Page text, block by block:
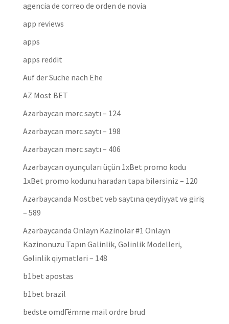
agencia de correo de orden de novia
app reviews
apps
apps reddit
Auf der Suche nach Ehe
AZ Most BET
Azərbaycan mərc saytı – 124
Azərbaycan mərc saytı – 198
Azərbaycan mərc saytı – 406
Azərbaycan oyunçuları üçün 1xBet promo kodu
1xBet promo kodunu haradan tapa bilərsiniz – 120
Azərbaycanda Mostbet veb saytına qeydiyyat və giriş
– 589
Azərbaycanda Onlayn Kazinolar #1 Onlayn
Kazinonuzu Tapın Gəlinlik, Gəlinlik Modelleri,
Gəlinlik qiymətləri – 148
b1bet apostas
b1bet brazil
bedste omdГёmme mail ordre brud